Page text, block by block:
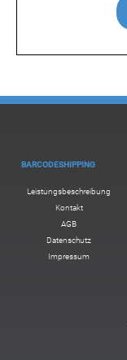
BARCODESHIPPING
Leistungsbeschreibung
Kontakt
AGB
Datenschutz
Impressum